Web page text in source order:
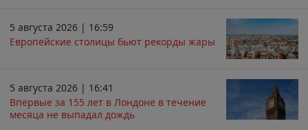
5 августа 2026 | 16:59
Европейские столицы бьют рекорды жары
5 августа 2026 | 16:41
Впервые за 155 лет в Лондоне в течение
месяца не выпадал дождь